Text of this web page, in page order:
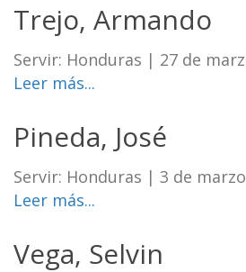
Trejo, Armando
Servir: Honduras | 27 de
Leer más...
Pineda, José
Servir: Honduras | 3 de
Leer más...
Vega, Selvin